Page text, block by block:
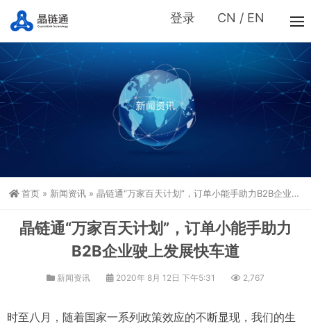
登录 CN / EN
首页 » 新闻资讯 » 晶链通“万家百天计划”，订单小能手助力B2B企业驶上发展快车道
晶链通“万家百天计划”，订单小能手助力
B2B企业驶上发展快车道
新闻资讯 2020年 8月 12日 下午5:31 2,767
时至八月，随着国家一系列政策效应的不断显现，我们的生